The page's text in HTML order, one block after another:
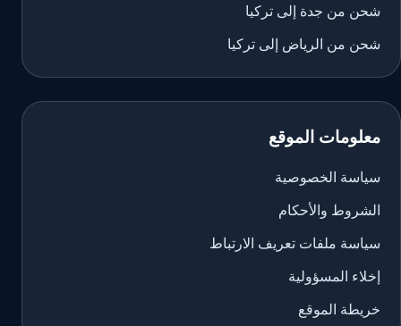
شحن من جدة إلى تركيا
شحن من الرياض إلى تركيا
معلومات الموقع
سياسة الخصوصية
الشروط والأحكام
سياسة ملفات تعريف الارتباط
إخلاء المسؤولية
خريطة الموقع